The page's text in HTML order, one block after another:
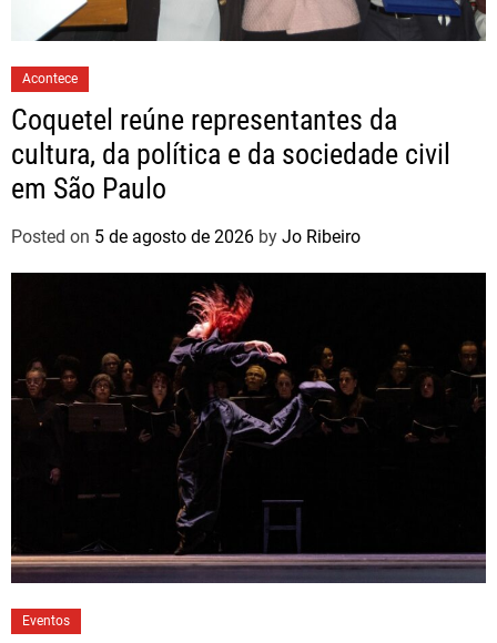
Acontece
Coquetel reúne representantes da
cultura, da política e da sociedade civil
em São Paulo
Posted on 5 de agosto de 2026 by Jo Ribeiro
Eventos